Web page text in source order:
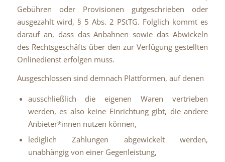
Gebühren oder Provisionen gutgeschrieben oder
ausgezahlt wird, § 5 Abs. 2 PStTG. Folglich kommt es
darauf an, dass das Anbahnen sowie das Abwickeln
des Rechtsgeschäfts über den zur Verfügung gestellten
Onlinedienst erfolgen muss.
Ausgeschlossen sind demnach Plattformen, auf denen
ausschließlich die eigenen Waren vertrieben
werden, es also keine Einrichtung gibt, die andere
Anbieter*innen nutzen können,
lediglich Zahlungen abgewickelt werden,
unabhängig von einer Gegenleistung,